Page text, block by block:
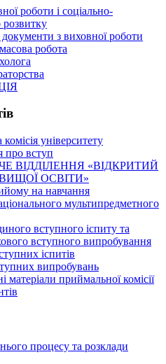
роботи і соціально-
розвитку
з виховної роботи
робота
університету
про вступ
ВІДДІЛЕННЯ «ВІДКРИТИЙ
ОСВІТИ»
на навчання
мультипредметного
вступного іспиту та
вступного випробування
іспитів
випробувань
матеріали приймальної комісії
процесу та розклади